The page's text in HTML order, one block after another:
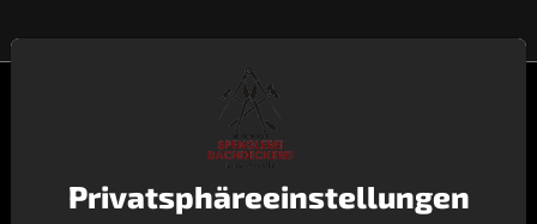
MEHR ENERGIEEFFIZIENZ UND
WOHNKOMFORT
Privatsphäre­einstellungen